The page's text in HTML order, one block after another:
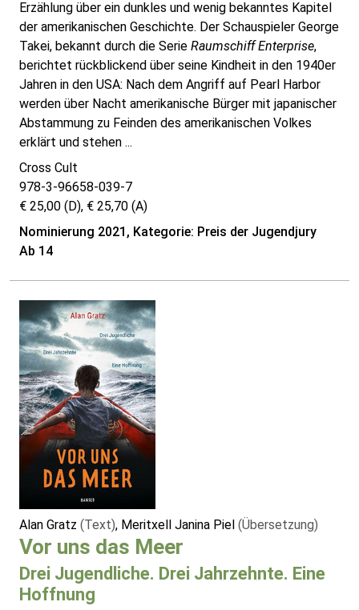
Erzählung über ein dunkles und wenig bekanntes Kapitel
der amerikanischen Geschichte. Der Schauspieler George
Takei, bekannt durch die Serie Raumschiff Enterprise,
berichtet rückblickend über seine Kindheit in den 1940er
Jahren in den USA: Nach dem Angriff auf Pearl Harbor
werden über Nacht amerikanische Bürger mit japanischer
Abstammung zu Feinden des amerikanischen Volkes
erklärt und stehen ...
Cross Cult
978-3-96658-039-7
€ 25,00 (D), € 25,70 (A)
Nominierung 2021, Kategorie: Preis der Jugendjury
Ab 14
Alan Gratz (Text), Meritxell Janina Piel (Übersetzung)
Vor uns das Meer
Drei Jugendliche. Drei Jahrzehnte. Eine
Hoffnung